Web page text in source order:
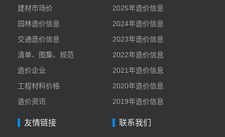
建材市场价
园林造价信息
交通造价信息
清单、图集、规范
造价企业
工程材料价格
造价资讯
2025年造价信息
2024年造价信息
2023年造价信息
2022年造价信息
2021年造价信息
2020年造价信息
2019年造价信息
友情链接 联系我们